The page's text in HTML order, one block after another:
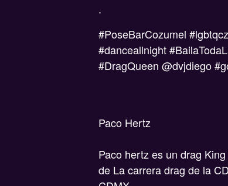
.
#PoseBarCozumel
#danceallnight
#DragQueen @dvjdiego
Paco Hertz
Paco hertz es un drag
de La carrera drag de la